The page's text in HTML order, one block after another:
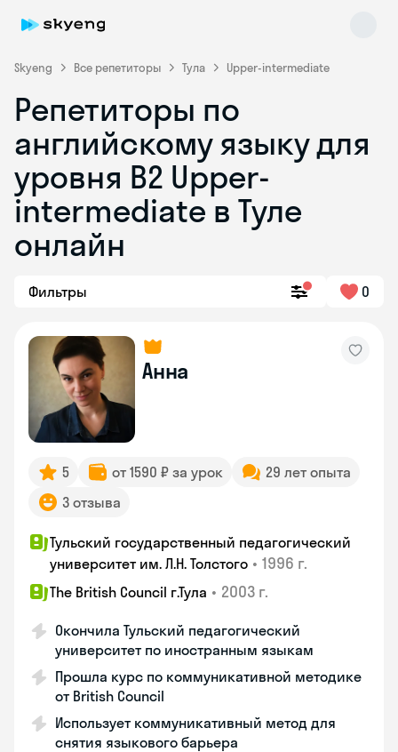
Skyeng Все репетиторы Тула Upper-intermediate
Репетиторы по
английскому языку для
уровня B2 Upper-
intermediate в Туле
онлайн
Фильтры 0
Анна
5 от 1590 ₽ за урок
29 лет опыта
3 отзыва
Тульский государственный педагогический
университет им. Л.Н. Толстого • 1996 г.
The British Council г.Тула • 2003 г.
Окончила Тульский педагогический
университет по иностранным языкам
Прошла курс по коммуникативной методике
от British Council
Использует коммуникативный метод для
снятия языкового барьера
Skyeng Chat
online